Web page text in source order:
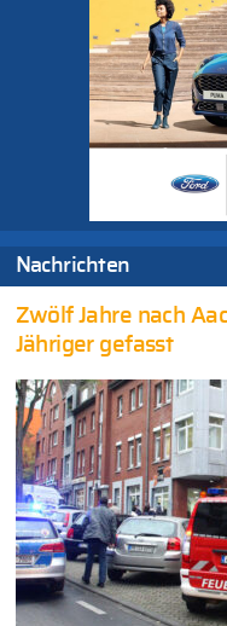
Nachrichten
Zwölf Jahre nach
Jähriger gefasst